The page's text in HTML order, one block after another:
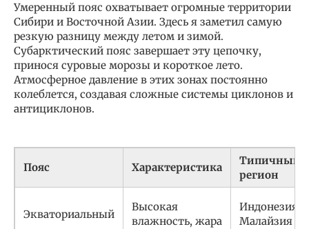
Умеренный пояс охватывает огромные территории
Сибири и Восточной Азии. Здесь я заметил самую
резкую разницу между летом и зимой.
Субарктический пояс завершает эту цепочку,
принося суровые морозы и короткое лето.
Атмосферное давление в этих зонах постоянно
колеблется, создавая сложные системы циклонов и
антициклонов.
Пояс Характеристика
Типичный
регион
Экваториальный
Высокая
влажность, жара
Индонезия,
Малайзия